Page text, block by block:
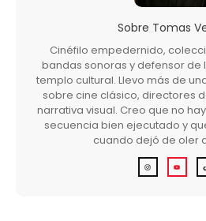
Sobre Tomas
Cinéfilo empedernido,
bandas sonoras y defensor de
templo cultural. Llevo más de
sobre cine clásico, directores
narrativa visual. Creo que no
secuencia bien ejecutado y
cuando dejó de oler